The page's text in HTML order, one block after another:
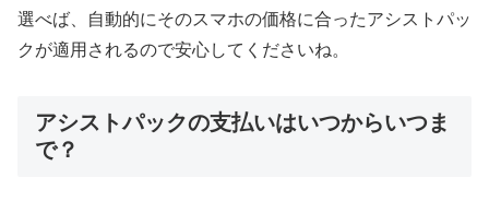
選べば、自動的にそのスマホの価格に合ったアシストパッ
クが適用されるので安心してくださいね。
アシストパックの支払いはいつからいつま
で？